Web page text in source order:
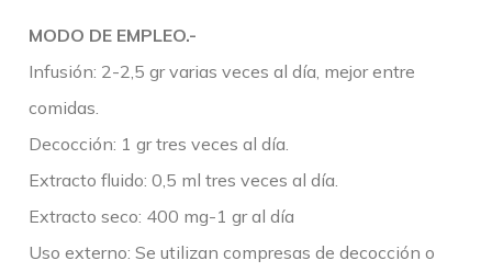
MODO DE EMPLEO.-
Infusión: 2-2,5 gr varias veces al día, mejor entre
comidas.
Decocción: 1 gr tres veces al día.
Extracto fluido: 0,5 ml tres veces al día.
Extracto seco: 400 mg-1 gr al día
Uso externo: Se utilizan compresas de decocción o